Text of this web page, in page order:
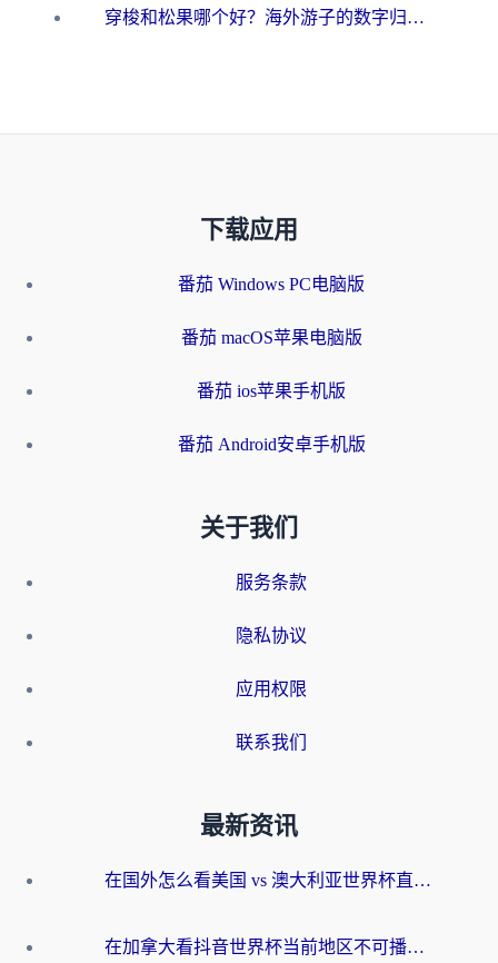
穿梭和松果哪个好？海外游子的数字归乡路，到底该怎么选
下载应用
番茄 Windows PC电脑版
番茄 macOS苹果电脑版
番茄 ios苹果手机版
番茄 Android安卓手机版
关于我们
服务条款
隐私协议
应用权限
联系我们
最新资讯
在国外怎么看美国 vs 澳大利亚世界杯直播？海外党必藏的中文解说观赛指南
在加拿大看抖音世界杯当前地区不可播放？海外党体育观赛终极指南